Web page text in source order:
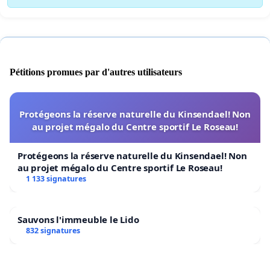
Pétitions promues par d'autres utilisateurs
Protégeons la réserve naturelle du Kinsendael! Non
au projet mégalo du Centre sportif Le Roseau!
Protégeons la réserve naturelle du Kinsendael! Non
au projet mégalo du Centre sportif Le Roseau!
1 133 signatures
Sauvons l'immeuble le Lido
832 signatures